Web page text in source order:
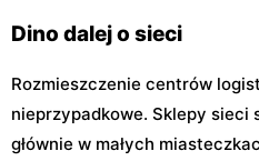
Dino dalej o sieci
Rozmieszczenie centrów
nieprzypadkowe. Sklepy sieci
głównie w małych